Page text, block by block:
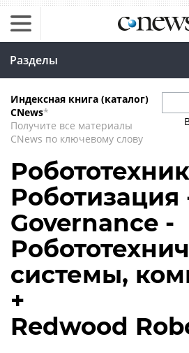
Разделы
Индексная книга (каталог)
CNews*
Получите все материалы
CNews по ключевому слову
Роботизация
Governance -
системы,
+
Redwood